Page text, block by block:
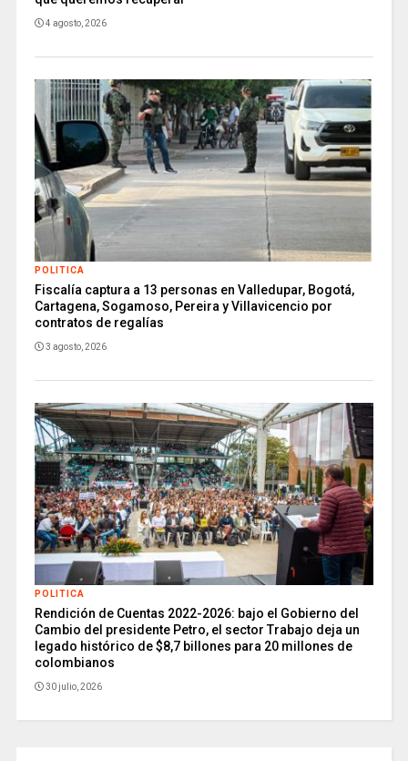
4 agosto, 2026
POLITICA
Fiscalía captura a 13 personas en Valledupar, Bogotá,
Cartagena, Sogamoso, Pereira y Villavicencio por
contratos de regalías
3 agosto, 2026
POLITICA
Rendición de Cuentas 2022-2026: bajo el Gobierno del
Cambio del presidente Petro, el sector Trabajo deja un
legado histórico de $8,7 billones para 20 millones de
colombianos
30 julio, 2026